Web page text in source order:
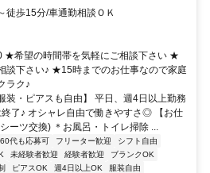
徒歩15分/車通勤相談ＯＫ
★希望の時間帯を気軽にご相談下さい ★
談下さい♪ ★15時までのお仕事なので家庭
ラク♪
装・ピアスも自由】 平日、週4日以上勤務
了♪ オシャレ自由で働きやすさ◎ 【お仕
ーツ交換) ＊お風呂・トイレ掃除 ...
60代も応募可 フリーター歓迎
シフト自由
未経験者歓迎 経験者歓迎
ブランクOK
ピアスOK 週4日以上OK
服装自由